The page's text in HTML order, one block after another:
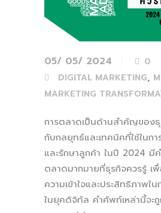
05/ 05/ 2024
0
DIGITAL MARKETING,
MARKETING
การตลาดเป็นด้านสำคัญของ
กับกลยุทธ์และเทคนิคที่ใช้ในก
และรักษาลูกค้า ในปี 2024 มี
ตลาดมากมายที่ธุรกิจควรรู้ เ
ความเข้าใจและประสิทธิภาพใ
ในยุคดิจิทัล คำศัพท์เหล่านี้จะ